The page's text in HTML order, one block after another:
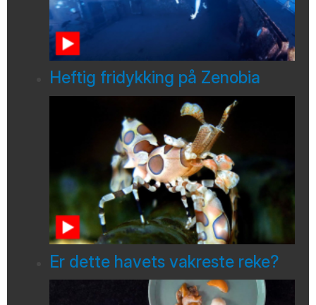
Heftig fridykking på Zenobia
Er dette havets vakreste reke?